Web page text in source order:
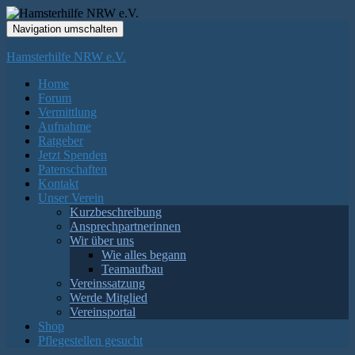
Navigation umschalten
Hamsterhilfe NRW e.V.
Home
Forum
Vermittlung
Aufnahme
Ratgeber
Jetzt Spenden
Patenschaften
Kontakt
Unser Verein
Kurzbeschreibung
Ansprechpartnerinnen
Wir über uns
Wie alles begann
Teamaufbau
Vereinssatzung
Werde Mitglied
Vereinsportal
Shop
Pflegestellen gesucht